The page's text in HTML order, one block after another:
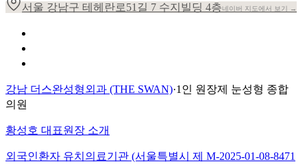
서울 강남구 테헤란로51길 7 수지빌딩 4층네이버 지도에서 보기 →
강남 더스완성형외과 (THE SWAN)·1인 원장제 눈성형 종합
의원
황성호 대표원장 소개
외국인환자 유치의료기관 (서울특별시 제 M-2025-01-08-8471